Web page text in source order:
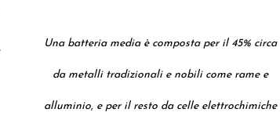
Una batteria media è composta per il 45% circa
da metalli tradizionali e nobili come rame e
alluminio, e per il resto da celle elettrochimiche